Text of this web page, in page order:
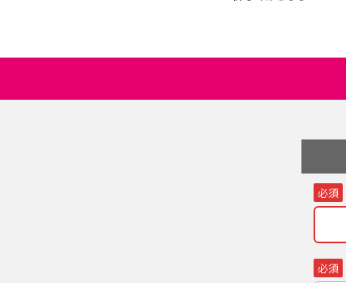
必須
必須